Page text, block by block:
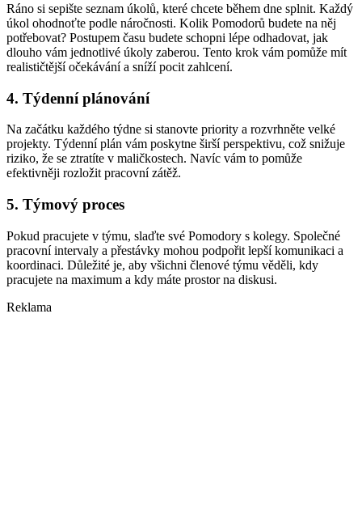
Ráno si sepište seznam úkolů, které chcete během dne splnit. Každý
úkol ohodnoťte podle náročnosti. Kolik Pomodorů budete na něj
potřebovat? Postupem času budete schopni lépe odhadovat, jak
dlouho vám jednotlivé úkoly zaberou. Tento krok vám pomůže mít
realističtější očekávání a sníží pocit zahlcení.
4. Týdenní plánování
Na začátku každého týdne si stanovte priority a rozvrhněte velké
projekty. Týdenní plán vám poskytne širší perspektivu, což snižuje
riziko, že se ztratíte v maličkostech. Navíc vám to pomůže
efektivněji rozložit pracovní zátěž.
5. Týmový proces
Pokud pracujete v týmu, slaďte své Pomodory s kolegy. Společné
pracovní intervaly a přestávky mohou podpořit lepší komunikaci a
koordinaci. Důležité je, aby všichni členové týmu věděli, kdy
pracujete na maximum a kdy máte prostor na diskusi.
Reklama